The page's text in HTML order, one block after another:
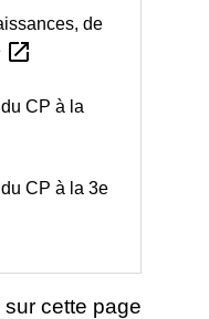
de
open_in_new
CP à la
CP à la 3e
cette page